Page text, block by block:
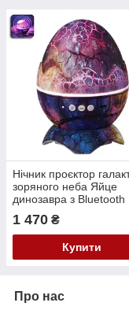
Нічник проєктор
зоряного неба Яйце
динозавра з Bluetooth
колонкою, мелодіями
сну та пультом
1 470 ₴
Купити
Про нас